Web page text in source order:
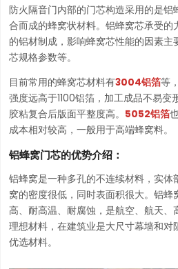
防火隔音门内部的门芯构造采用的是
合而成的蜂窝状材料。铝蜂窝芯承受
的铝材制成，影响蜂窝芯性能的因素
芯规格参数等。
目前常用的蜂窝芯材料有3004铝箔等
强度远高于1100铝箔，加工成品不易变
胶粘复合后版面平整度高。 5052铝箔
成本相对较高，一般用于高端蜂窝料。
铝蜂窝门芯的优势介绍：
铝蜂窝是一种多孔的不连续材料，实体
窝的密度很低，同时表面积很大。铝
高、耐高温、耐腐蚀，是航空、航天、
理想材料，在建筑业是大尺寸幕墙和对
优选材料。